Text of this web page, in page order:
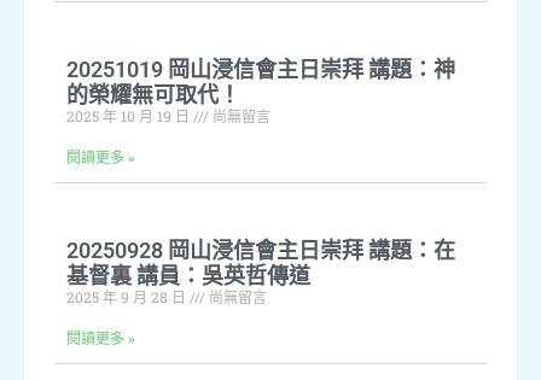
20251019 岡山浸信會主日崇拜 講題：神
的榮耀無可取代！
2025 年 10 月 19 日 尚無留言
閱讀更多 »
20250928 岡山浸信會主日崇拜 講題：在
基督裏 講員：吳英哲傳道
2025 年 9 月 28 日 尚無留言
閱讀更多 »